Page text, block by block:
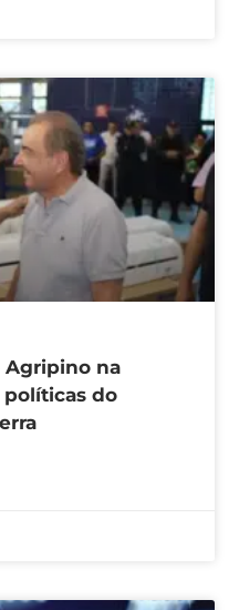
Agripino na
do